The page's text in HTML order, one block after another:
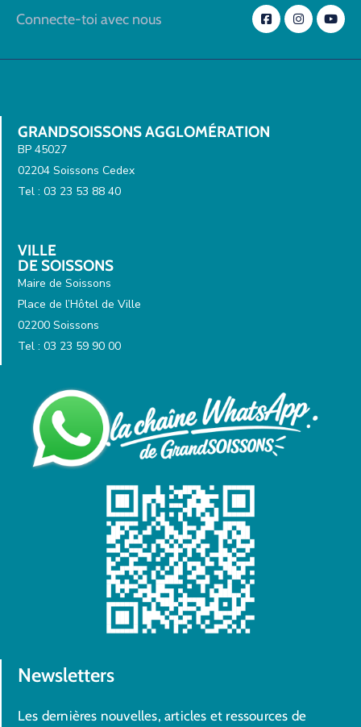
Connecte-toi avec nous
GRANDSOISSONS AGGLOMÉRATION
BP 45027
02204 Soissons Cedex
Tel : 03 23 53 88 40
VILLE
DE SOISSONS
Maire de Soissons
Place de l’Hôtel de Ville
02200 Soissons
Tel : 03 23 59 90 00
Newsletters
Les dernières nouvelles, articles et ressources de